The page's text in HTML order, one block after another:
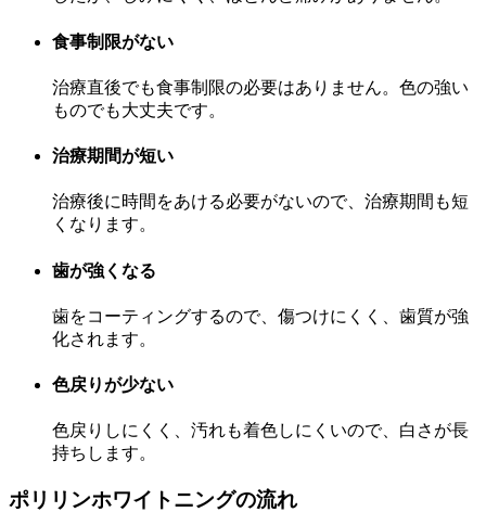
食事制限がない
治療直後でも食事制限の必要はありません。色の強い
ものでも大丈夫です。
治療期間が短い
治療後に時間をあける必要がないので、治療期間も短
くなります。
歯が強くなる
歯をコーティングするので、傷つけにくく、歯質が強
化されます。
色戻りが少ない
色戻りしにくく、汚れも着色しにくいので、白さが長
持ちします。
ポリリンホワイトニングの流れ​